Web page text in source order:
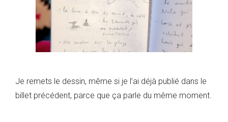
Je remets le dessin, même si je l’ai déjà publié dans le
billet précédent, parce que ça parle du même moment.